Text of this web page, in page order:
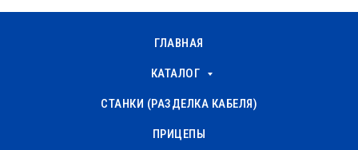
ГЛАВНАЯ
КАТАЛОГ
СТАНКИ (РАЗДЕЛКА КАБЕЛЯ)
ПРИЦЕПЫ